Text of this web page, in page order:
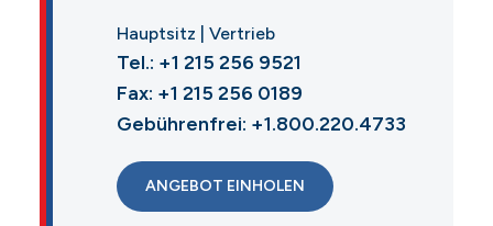
Hauptsitz | Vertrieb
Tel.: +1 215 256 9521
Fax: +1 215 256 0189
Gebührenfrei: +1.800.220.4733
ANGEBOT EINHOLEN